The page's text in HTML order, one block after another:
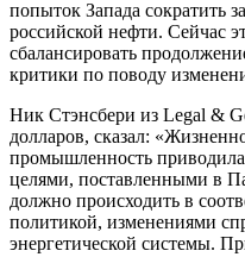
попыток Запада сократить
российской нефти. Сейчас
сбалансировать
критики по поводу
Ник Стэнсбери из Legal &
долларов, сказал:
промышленность
целями, поставленными в
должно происходить в
политикой, изменениями
энергетической системы.